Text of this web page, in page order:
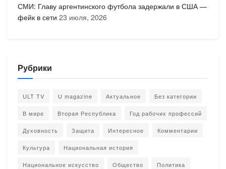
СМИ: Главу аргентинского футбола задержали в США —
фейк в сети 23 июля, 2026
Рубрики
ULT TV U magazine Актуальное Без категории
В мире Вторая Республика Год рабочих профессий
Духовность Защита Интересное Комментарии
Культура Национальная история
Национальное искусство Общество Политика